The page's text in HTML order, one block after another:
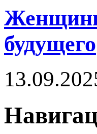
Женщины
будущего